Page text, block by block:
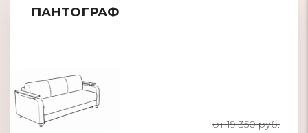
ПАНТОГРАФ
от 19 350 руб.